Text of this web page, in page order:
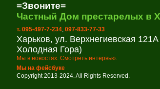
=Звоните=
Частный Дом престарелых в
т. 095-497-7-234, 097-833-77-33
Харьков, ул. Верхнегиевская
Холодная Гора)
Мы в новостях. Смотреть интервью.
Мы на фейсбуке
Copyright 2013-2024. All Rights Reserved.